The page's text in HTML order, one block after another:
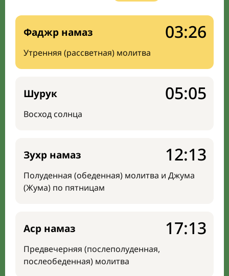
Фаджр намаз
Утренняя (рассветная) молитва
03:26
Шурук
Восход солнца
05:05
Зухр намаз
Полуденная (обеденная) молитва и Джума
(Жума) по пятницам
12:13
Аср намаз
Предвечерняя (послеполуденная,
послеобеденная) молитва
17:13